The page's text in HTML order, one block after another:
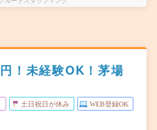
！未経験OK！茅場
土日祝日が休み WEB登録OK